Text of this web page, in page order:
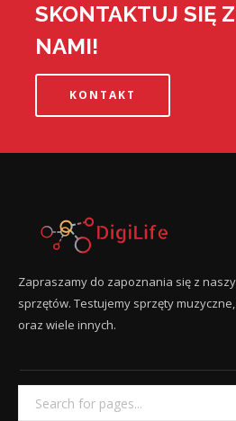
SKONTAKTUJ SIĘ Z
NAMI!
KONTAKT
Zapraszamy do zapoznania się z
sprzętów. Testujemy sprzęty
oraz wiele innych.